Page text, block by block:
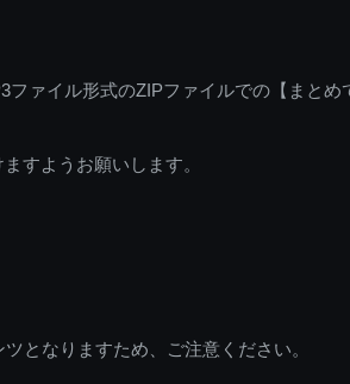
ァイル形式のZIPファイルでの【まとめ
すようお願いします。
となりますため、ご注意ください。